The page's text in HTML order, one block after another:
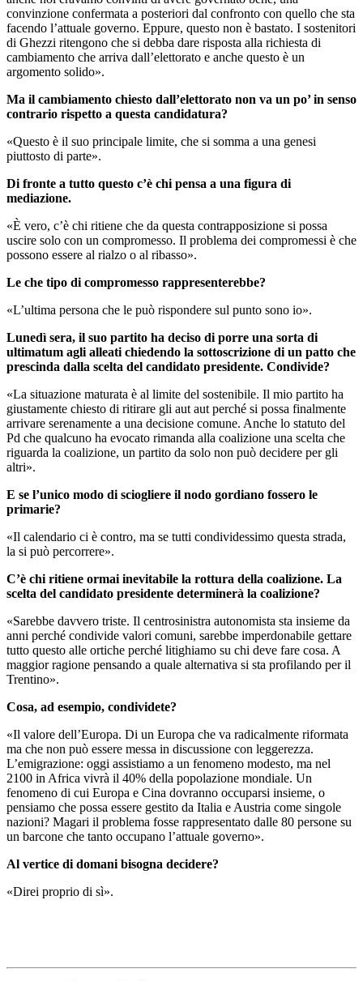
convinzione confermata a posteriori dal confronto con quello che sta
facendo l’attuale governo. Eppure, questo non è bastato. I sostenitori
di Ghezzi ritengono che si debba dare risposta alla richiesta di
cambiamento che arriva dall’elettorato e anche questo è un
argomento solido».
Ma il cambiamento chiesto dall’elettorato non va un po’ in senso
contrario rispetto a questa candidatura?
«Questo è il suo principale limite, che si somma a una genesi
piuttosto di parte».
Di fronte a tutto questo c’è chi pensa a una figura di
mediazione.
«È vero, c’è chi ritiene che da questa contrapposizione si possa
uscire solo con un compromesso. Il problema dei compromessi è che
possono essere al rialzo o al ribasso».
Le che tipo di compromesso rappresenterebbe?
«L’ultima persona che le può rispondere sul punto sono io».
Lunedì sera, il suo partito ha deciso di porre una sorta di
ultimatum agli alleati chiedendo la sottoscrizione di un patto che
prescinda dalla scelta del candidato presidente. Condivide?
«La situazione maturata è al limite del sostenibile. Il mio partito ha
giustamente chiesto di ritirare gli aut aut perché si possa finalmente
arrivare serenamente a una decisione comune. Anche lo statuto del
Pd che qualcuno ha evocato rimanda alla coalizione una scelta che
riguarda la coalizione, un partito da solo non può decidere per gli
altri».
E se l’unico modo di sciogliere il nodo gordiano fossero le
primarie?
«Il calendario ci è contro, ma se tutti condividessimo questa strada,
la si può percorrere».
C’è chi ritiene ormai inevitabile la rottura della coalizione. La
scelta del candidato presidente determinerà la coalizione?
«Sarebbe davvero triste. Il centrosinistra autonomista sta insieme da
anni perché condivide valori comuni, sarebbe imperdonabile gettare
tutto questo alle ortiche perché litighiamo su chi deve fare cosa. A
maggior ragione pensando a quale alternativa si sta profilando per il
Trentino».
Cosa, ad esempio, condividete?
«Il valore dell’Europa. Di un Europa che va radicalmente riformata
ma che non può essere messa in discussione con leggerezza.
L’emigrazione: oggi assistiamo a un fenomeno modesto, ma nel
2100 in Africa vivrà il 40% della popolazione mondiale. Un
fenomeno di cui Europa e Cina dovranno occuparsi insieme, o
pensiamo che possa essere gestito da Italia e Austria come singole
nazioni? Magari il problema fosse rappresentato dalle 80 persone su
un barcone che tanto occupano l’attuale governo».
Al vertice di domani bisogna decidere?
«Direi proprio di sì».